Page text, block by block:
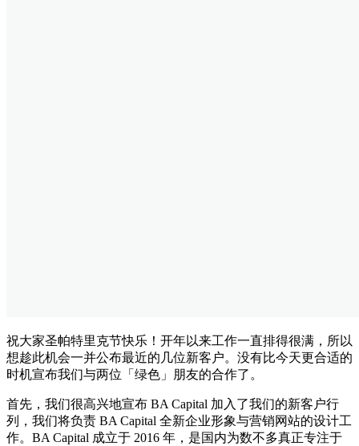
祝大家圣帕特里克节快乐！开年以来工作一直排得很满，所以
想趁此机会一并公布最近的几位新客户。没有比今天更合适的
时机宣布我们与两位「绿色」朋友的合作了。
首先，我们很高兴地宣布 BA Capital 加入了我们的新客户行
列，我们将负责 BA Capital 全新企业形象与营销网站的设计工
作。BA Capital 成立于 2016 年，是国内为数不多真正专注于